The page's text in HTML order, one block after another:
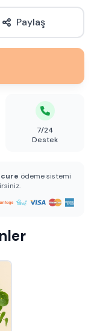
Paylaş
7/24
Destek
ödeme sistemi